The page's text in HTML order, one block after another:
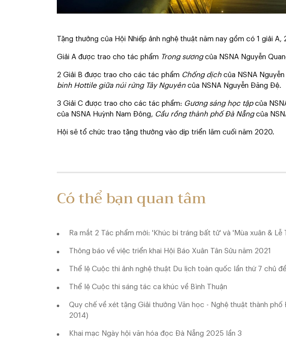
Tặng thưởng của Hội Nhiếp ảnh nghệ thuật năm nay gồm có 1 giải A,
Giải A được trao cho tác phẩm Trong sươngcủa NSNA Nguyễn
2 Giải B được trao cho các tác phẩm Chống dịch của NSNA
binh Hottile giữa núi rừng Tây Nguyên của NSNA Nguyễn Đăng Đệ.
3 Giải C được trao cho các tác phẩm: Gương sáng học tậpcủa
của NSNA Huỳnh Nam Đông, Cầu rồng thành phố Đà Nẵngcủa
Hội sẽ tổ chức trao tặng thưởng vào dịp triển lãm cuối năm 2020.
Có thể bạn quan tâm
Ra mắt 2 Tác phẩm mới: 'Khúc bi tráng bất tử' và 'Mùa xuân & Lễ
Thông báo về việc triển khai Hội Báo Xuân Tân Sửu năm 2021
Thể lệ Cuộc thi ảnh nghệ thuật Du lịch toàn quốc lần thứ 7 chủ
Thể lệ Cuộc thi sáng tác ca khúc về Bình Thuận
Quy chế về xét tặng Giải thưởng Văn học - Nghệ thuật thành phố
2014)
Khai mạc Ngày hội văn hóa đọc Đà Nẵng 2025 lần 3